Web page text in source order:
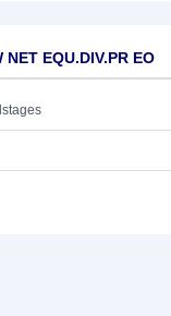
EQU.DIV.PR EO